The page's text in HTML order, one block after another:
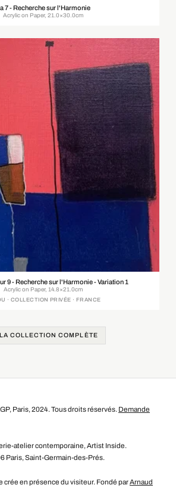
7 - Recherche sur l'Harmonie
Acrylic on Paper, 21.0×30.0cm
9 - Recherche sur l'Harmonie - Variation 1
Acrylic on Paper, 14.8×21.0cm
· COLLECTION PRIVÉE · FRANCE
COLLECTION COMPLÈTE
Paris, 2024. Tous droits réservés. Demande
atelier contemporaine, Artist Inside.
Paris, Saint-Germain-des-Prés.
crée en présence du visiteur. Fondé parArnaud